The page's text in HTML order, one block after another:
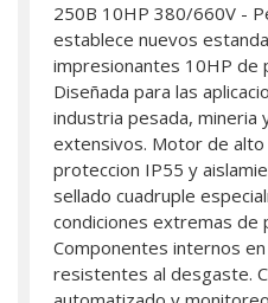
250B 10HP 380/660V -
establece nuevos
impresionantes 10HP de
Diseñada para las
industria pesada, mineria
extensivos. Motor de
proteccion IP55 y
sellado cuadruple
condiciones extremas de
Componentes internos
resistentes al desgaste.